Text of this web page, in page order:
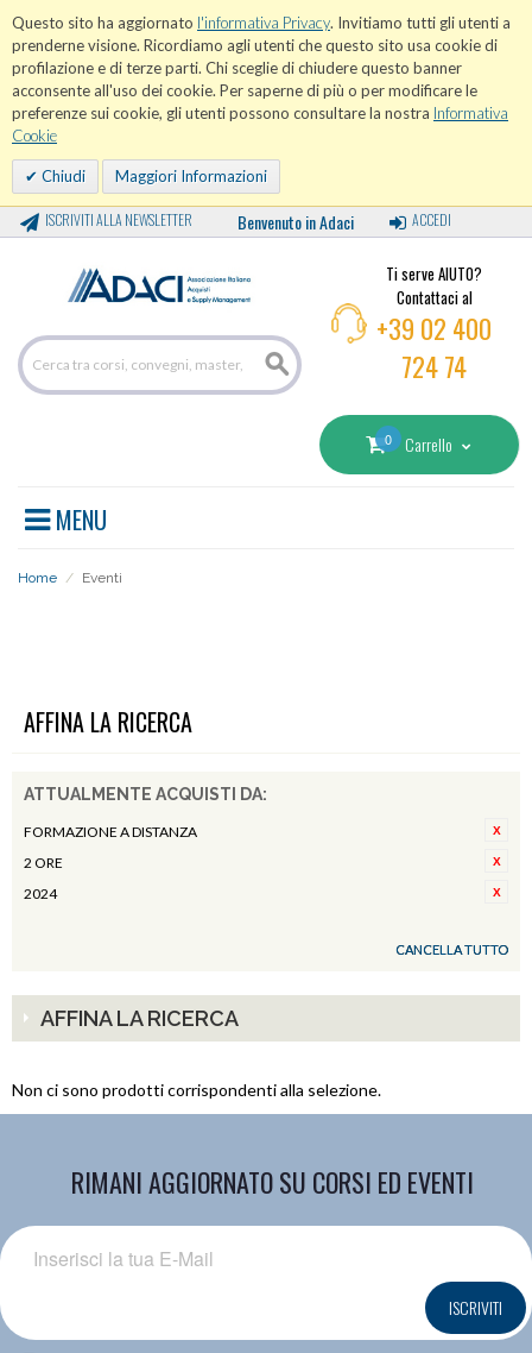
Questo sito ha aggiornato l'informativa Privacy. Invitiamo tutti gli utenti a
prenderne visione. Ricordiamo agli utenti che questo sito usa cookie di
profilazione e di terze parti. Chi sceglie di chiudere questo banner
acconsente all'uso dei cookie. Per saperne di più o per modificare le
preferenze sui cookie, gli utenti possono consultare la nostra Informativa
Cookie
Chiudi Maggiori Informazioni
ISCRIVITI ALLA NEWSLETTER Benvenuto in Adaci ACCEDI
Ti serve AIUTO?
Contattaci al
+39 02 400
724 74
0 Carrello
MENU
Home / Eventi
AFFINA LA RICERCA
ATTUALMENTE ACQUISTI DA:
FORMAZIONE A DISTANZA
2 ORE
2024
CANCELLA TUTTO
AFFINA LA RICERCA
Non ci sono prodotti corrispondenti alla selezione.
RIMANI AGGIORNATO SU CORSI ED EVENTI
ISCRIVITI